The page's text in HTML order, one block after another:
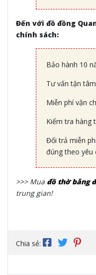
Đến với đồ đồng
chính sách:
Bảo hành 10
Tư vấn tận
Miễn phí vận
Kiểm tra hàng
Đổi trả miễn
đúng theo yêu
>>> Mua đồ thờ bằng
trung gian!
Chia sẻ: